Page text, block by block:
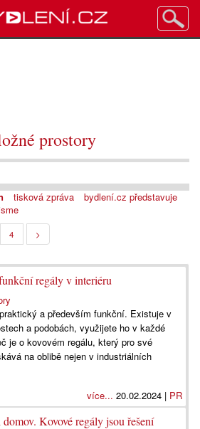
prostory
tisková zpráva
bydlení.cz představuje
4 >
regály v interiéru
a především funkční. Existuje v
a podobách, využijete ho v každé
je o kovovém regálu, který pro své
na oblibě nejen v industriálních
více... 20.02.2024 | PR
Kovové regály jsou řešení